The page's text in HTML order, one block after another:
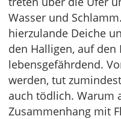
Wasser und
hierzulande Deiche
den Halligen, auf
lebensgefährdend.
werden, tut
auch tödlich. Warum
Zusammenhang mit